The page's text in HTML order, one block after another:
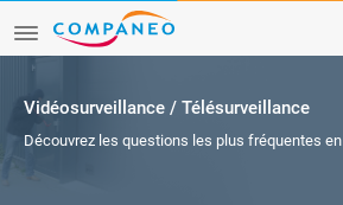
Vidéosurveillance / Télésurveillance
Découvrez les questions les plus fréquentes